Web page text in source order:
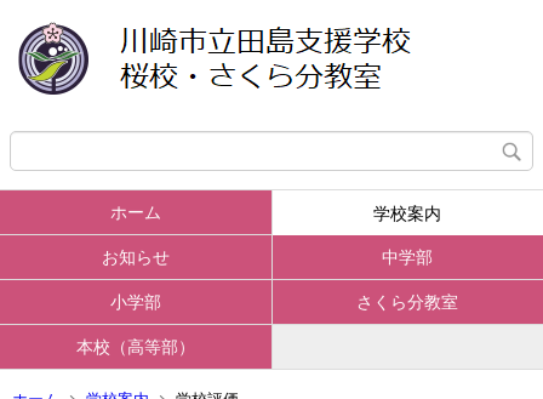
ホーム 学校案内
お知らせ 中学部
小学部 さくら分教室
本校（高等部）